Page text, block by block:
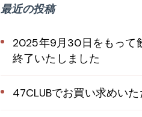
最近の投稿
2025年9月30日をもって
終了いたしました
47CLUBでお買い求めいた